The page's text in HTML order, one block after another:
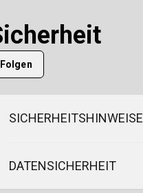
Folgen
SICHERHEITSHINWEISE
DATENSICHERHEIT